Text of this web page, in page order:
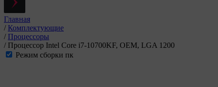
Главная
/ Комплектующие
/ Процессоры
/ Процессор Intel Core i7-10700KF, OEM, LGA 1200
Режим сборки пк